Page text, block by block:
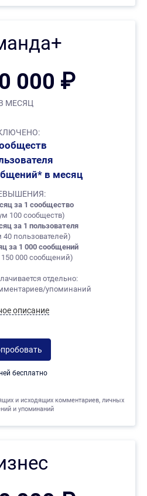
000 ₽
МЕСЯЦ
в месяц
за 1 сообщество
100 сообществ)
за 1 пользователя
пользователей)
за 1 000 сообщений
000 сообщений)
отдельно:
упоминаний
описание
бесплатно
и исходящих комментариев, личных
и упоминаний